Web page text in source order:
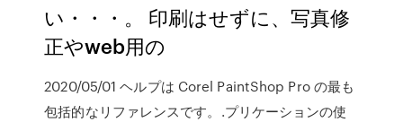
い・・・。 印刷はせずに、写真修
正やweb用の
2020/05/01 ヘルプは Corel PaintShop Pro の最も
包括的なリファレンスです。.プリケーションの使